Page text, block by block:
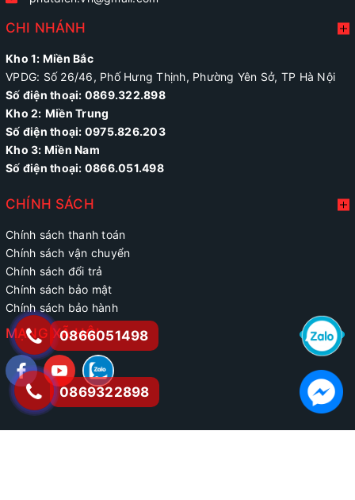
CHI NHÁNH
Kho 1: Miền Bắc
VPDG: Số 26/46, Phố Hưng Thịnh, Phường Yên Sở, TP Hà Nội
Số điện thoại: 0869.322.898
Kho 2: Miền Trung
Số điện thoại: 0975.826.203
Kho 3: Miền Nam
Số điện thoại: 0866.051.498
CHÍNH SÁCH
Chính sách thanh toán
Chính sách vận chuyển
Chính sách đổi trả
Chính sách bảo mật
Chính sách bảo hành
MẠNG XÃ HỘI
0869322898
0866051498